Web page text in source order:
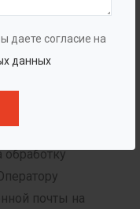
даете согласие на
данных
пометкой
является
обработку
почты на